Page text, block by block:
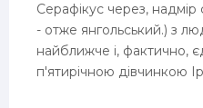
Серафікус через, надмір
- отже янгольський.) з
найближче і, фактично,
п'ятирічною дівчинкою